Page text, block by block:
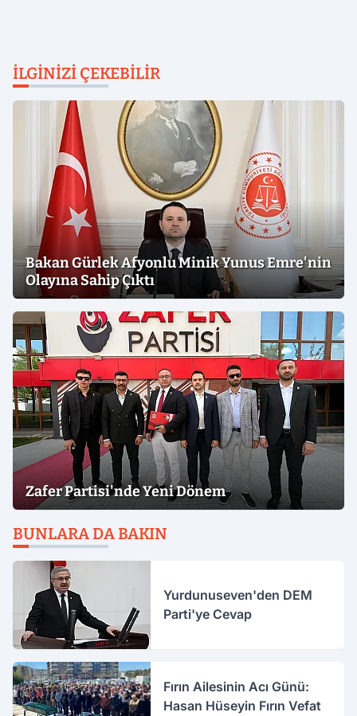
İLGINIZI ÇEKEBILIR
Bakan Gürlek Afyonlu Minik Yunus Emre'nin
Olayına Sahip Çıktı
Zafer Partisi'nde Yeni Dönem
BUNLARA DA BAKIN
Yurdunuseven'den DEM
Parti'ye Cevap
Fırın Ailesinin Acı Günü:
Hasan Hüseyin Fırın Vefat